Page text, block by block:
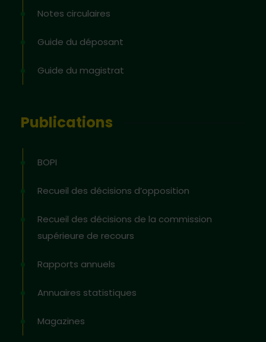
Notes circulaires
Guide du déposant
Guide du magistrat
Publications
BOPI
Recueil des décisions d’opposition
Recueil des décisions de la commission
supérieure de recours
Rapports annuels
Annuaires statistiques
Magazines